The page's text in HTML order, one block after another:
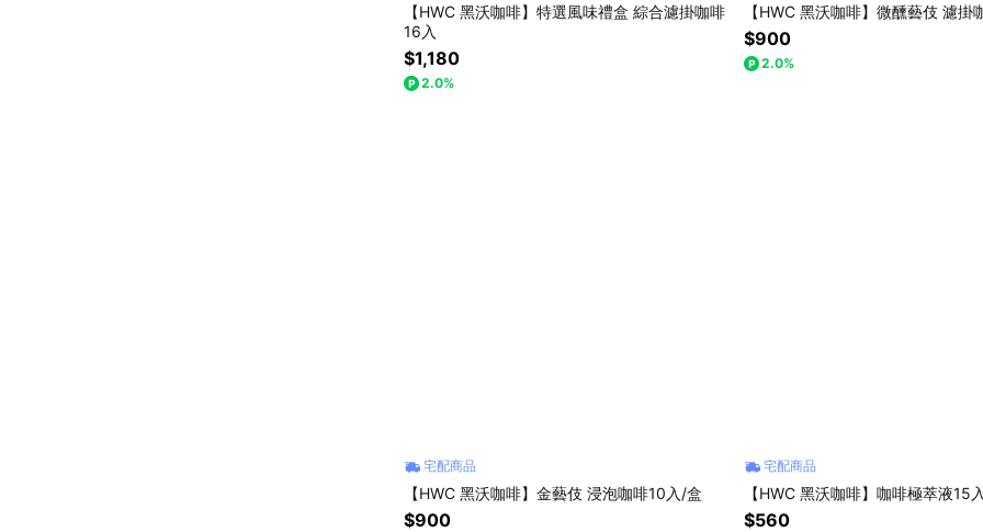
【HWC 黑沃咖啡】特選風味禮盒 綜合濾掛咖啡
16入
$1,180
2.0%
【HWC 黑沃咖啡】微醺藝伎 濾掛
$900
2.0%
宅配商品
【HWC 黑沃咖啡】金藝伎 浸泡咖啡10入/盒
$900
宅配商品
【HWC 黑沃咖啡】咖啡極萃液15
$560